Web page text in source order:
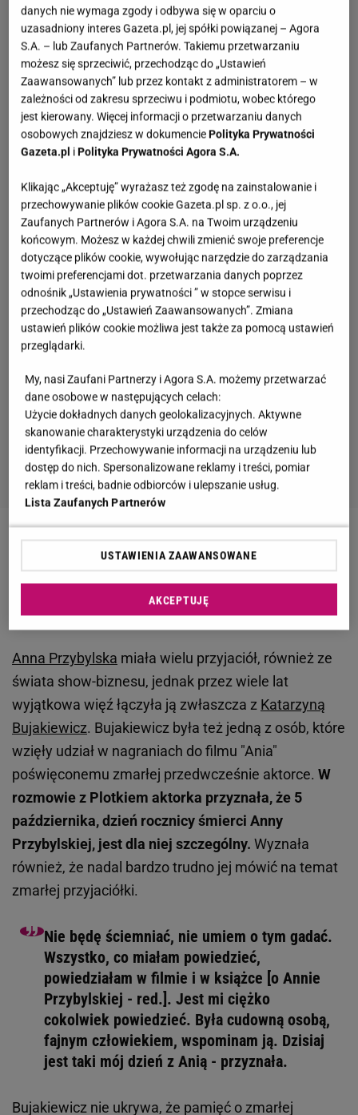
Zobacz wideoStępień o stracie syna
Karierę Anny Przybylskiej przerwała śmierć. Tak
wspomina ją przyjaciółka
Anna Przybylska miała wielu przyjaciół, również ze
świata show-biznesu, jednak przez wiele lat
wyjątkowa więź łączyła ją zwłaszcza z Katarzyną
Bujakiewicz. Bujakiewicz była też jedną z osób, które
wzięły udział w nagraniach do filmu "Ania"
poświęconemu zmarłej przedwcześnie aktorce. W
rozmowie z Plotkiem aktorka przyznała, że 5
października, dzień rocznicy śmierci Anny
Przybylskiej, jest dla niej szczególny. Wyznała
również, że nadal bardzo trudno jej mówić na temat
zmarłej przyjaciółki.
Nie będę ściemniać, nie umiem o tym gadać.
Wszystko, co miałam powiedzieć,
powiedziałam w filmie i w książce [o Annie
Przybylskiej - red.]. Jest mi ciężko
cokolwiek powiedzieć. Była cudowną osobą,
fajnym człowiekiem, wspominam ją. Dzisiaj
jest taki mój dzień z Anią - przyznała.
Bujakiewicz nie ukrywa, że pamięć o zmarłej
danych nie wymaga zgody i odbywa się w oparciu o
uzasadniony interes Gazeta.pl, jej spółki powiązanej – Agora
S.A. – lub Zaufanych Partnerów. Takiemu przetwarzaniu
możesz się sprzeciwić, przechodząc do „Ustawień
Zaawansowanych” lub przez kontakt z administratorem – w
zależności od zakresu sprzeciwu i podmiotu, wobec którego
jest kierowany. Więcej informacji o przetwarzaniu danych
osobowych znajdziesz w dokumenciePolityka Prywatności
Gazeta.pl iPolityka Prywatności Agora S.A.
Klikając „Akceptuję” wyrażasz też zgodę na zainstalowanie i
przechowywanie plików cookie Gazeta.pl sp. z o.o., jej
Zaufanych Partnerów i Agora S.A. na Twoim urządzeniu
końcowym. Możesz w każdej chwili zmienić swoje preferencje
dotyczące plików cookie, wywołując narzędzie do zarządzania
twoimi preferencjami dot. przetwarzania danych poprzez
odnośnik „Ustawienia prywatności ” w stopce serwisu i
przechodząc do „Ustawień Zaawansowanych”. Zmiana
ustawień plików cookie możliwa jest także za pomocą ustawień
przeglądarki.
My, nasi Zaufani Partnerzy i Agora S.A. możemy przetwarzać
dane osobowe w następujących celach:
Użycie dokładnych danych geolokalizacyjnych. Aktywne
skanowanie charakterystyki urządzenia do celów
identyfikacji. Przechowywanie informacji na urządzeniu lub
dostęp do nich. Spersonalizowane reklamy i treści, pomiar
reklam i treści, badnie odbiorców i ulepszanie usług.
Lista Zaufanych Partnerów
USTAWIENIA ZAAWANSOWANE
AKCEPTUJĘ